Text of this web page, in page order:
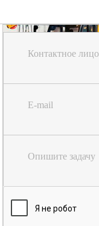
Контактное лицо
E-mail
Опишите задачу